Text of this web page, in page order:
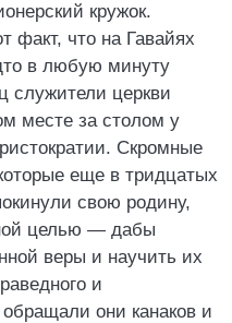
кружок.
факт, что на Гавайях
в любую минуту
служители церкви
месте за столом у
Скромные
еще в тридцатых
свою родину,
целью — дабы
веры и научить их
и
они канаков и